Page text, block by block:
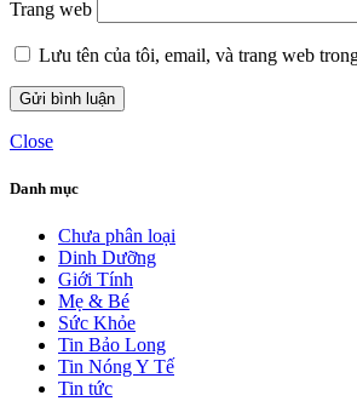
Trang web
Lưu tên của tôi, email, và trang web
Close
Danh mục
Chưa phân loại
Dinh Dưỡng
Giới Tính
Mẹ & Bé
Sức Khỏe
Tin Bảo Long
Tin Nóng Y Tế
Tin tức